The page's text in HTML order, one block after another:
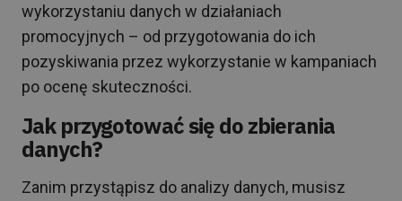
wykorzystaniu danych w działaniach
promocyjnych – od przygotowania do ich
pozyskiwania przez wykorzystanie w kampaniach
po ocenę skuteczności.
Jak przygotować się do zbierania
danych?
Zanim przystąpisz do analizy danych, musisz